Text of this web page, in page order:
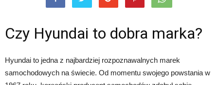
Czy Hyundai to dobra marka?
Hyundai to jedna z najbardziej rozpoznawalnych marek
samochodowych na świecie. Od momentu swojego powstania w